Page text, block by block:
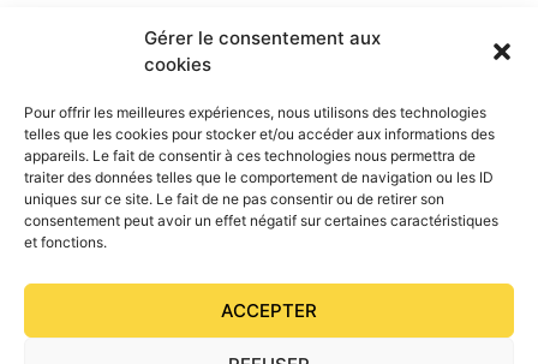
Gérer le consentement aux
cookies
Pour offrir les meilleures expériences, nous utilisons des technologies
telles que les cookies pour stocker et/ou accéder aux informations des
appareils. Le fait de consentir à ces technologies nous permettra de
traiter des données telles que le comportement de navigation ou les ID
uniques sur ce site. Le fait de ne pas consentir ou de retirer son
consentement peut avoir un effet négatif sur certaines caractéristiques
et fonctions.
ACCEPTER
1 AN FEMELLES SHETLAND